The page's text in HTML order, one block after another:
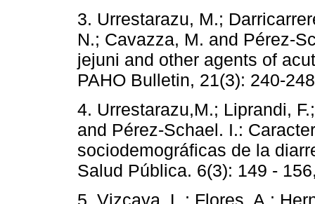
3. Urrestarazu, M.;
N.; Cavazza, M. and Pérez-
jejuni and other agents of
PAHO Bulletin, 21(3):
4. Urrestarazu,M.; Liprandi,
and Pérez-Schael. I.:
sociodemográficas de la
Salud Pública. 6(3): 149 -
5. Vizcaya, L.; Flores, A.;